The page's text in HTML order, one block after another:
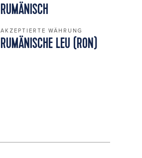
RUMÄNISCH
AKZEPTIERTE WÄHRUNG
RUMÄNISCHE LEU (RON)